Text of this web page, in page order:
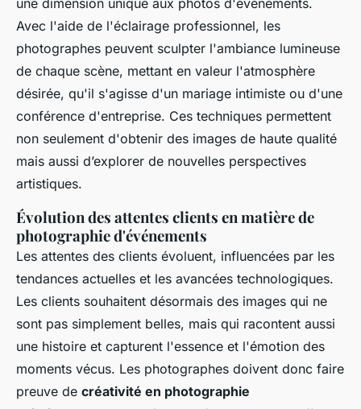
une dimension unique aux photos d'événements.
Avec l'aide de l'éclairage professionnel, les
photographes peuvent sculpter l'ambiance lumineuse
de chaque scène, mettant en valeur l'atmosphère
désirée, qu'il s'agisse d'un mariage intimiste ou d'une
conférence d'entreprise. Ces techniques permettent
non seulement d'obtenir des images de haute qualité
mais aussi d’explorer de nouvelles perspectives
artistiques.
Évolution des attentes clients en matière de
photographie d'événements
Les attentes des clients évoluent, influencées par les
tendances actuelles et les avancées technologiques.
Les clients souhaitent désormais des images qui ne
sont pas simplement belles, mais qui racontent aussi
une histoire et capturent l'essence et l'émotion des
moments vécus. Les photographes doivent donc faire
preuve de créativité en photographie